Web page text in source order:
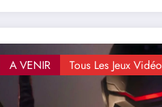
A VENIR Tous Les Jeux Vidéo